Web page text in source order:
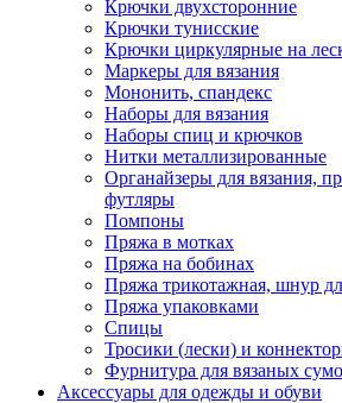
Крючки двухсторонние
Крючки тунисские
Крючки циркулярные на
Маркеры для вязания
Мононить, спандекс
Наборы для вязания
Наборы спиц и крючков
Нитки металлизированные
Органайзеры для вязания,
футляры
Помпоны
Пряжа в мотках
Пряжа на бобинах
Пряжа трикотажная, шнур
Пряжа упаковками
Спицы
Тросики (лески) и
Фурнитура для вязаных
Аксессуары для одежды и обуви